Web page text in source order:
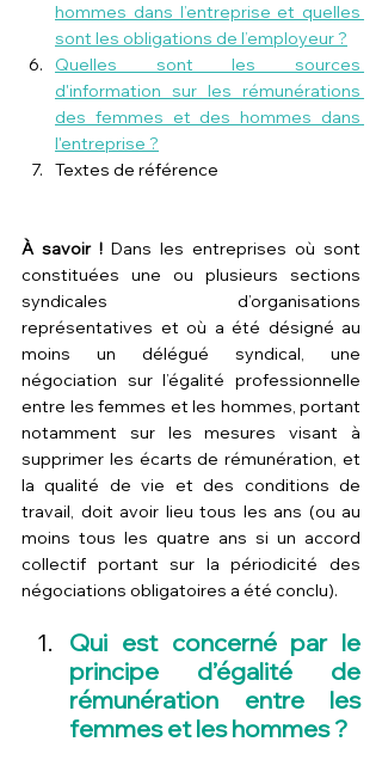
hommes dans l’entreprise et quelles
sont les obligations de l’employeur ?
Quelles sont les sources
d'information sur les rémunérations
des femmes et des hommes dans
l'entreprise ?
Textes de référence
À savoir ! Dans les entreprises où sont
constituées une ou plusieurs sections
syndicales d’organisations
représentatives et où a été désigné au
moins un délégué syndical, une
négociation sur l’égalité professionnelle
entre les femmes et les hommes, portant
notamment sur les mesures visant à
supprimer les écarts de rémunération, et
la qualité de vie et des conditions de
travail, doit avoir lieu tous les ans (ou au
moins tous les quatre ans si un accord
collectif portant sur la périodicité des
négociations obligatoires a été conclu).
Qui est concerné par le
principe d’égalité de
rémunération entre les
femmes et les hommes ?